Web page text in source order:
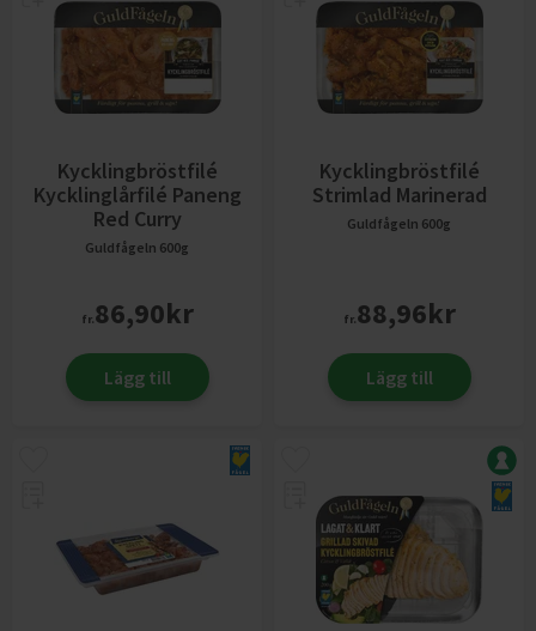
Kycklingbröstfilé
Kycklinglårfilé Paneng
Red Curry
Guldfågeln 600g
fr.86,90kr
Lägg till
Kycklingbröstfilé
Strimlad Marinerad
Guldfågeln 600g
fr.88,96kr
Lägg till